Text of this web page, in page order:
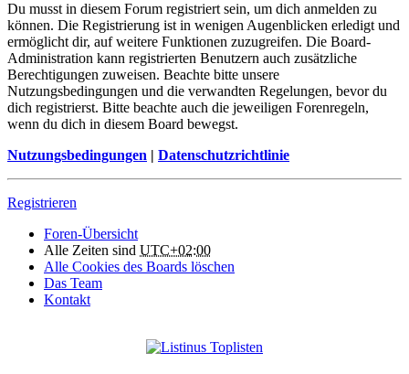
Du musst in diesem Forum registriert sein, um dich anmelden zu
können. Die Registrierung ist in wenigen Augenblicken erledigt und
ermöglicht dir, auf weitere Funktionen zuzugreifen. Die Board-
Administration kann registrierten Benutzern auch zusätzliche
Berechtigungen zuweisen. Beachte bitte unsere
Nutzungsbedingungen und die verwandten Regelungen, bevor du
dich registrierst. Bitte beachte auch die jeweiligen Forenregeln,
wenn du dich in diesem Board bewegst.
Nutzungsbedingungen | Datenschutzrichtlinie
Registrieren
Foren-Übersicht
Alle Zeiten sind UTC+02:00
Alle Cookies des Boards löschen
Das Team
Kontakt